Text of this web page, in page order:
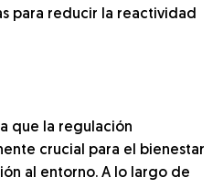
para reducir la reactividad
que la regulación
crucial para el bienestar
al entorno. A lo largo de